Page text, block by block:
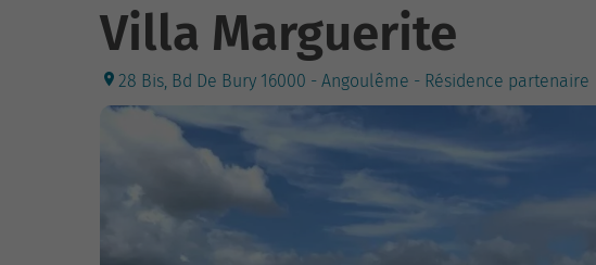
Villa Marguerite
28 Bis, Bd De Bury 16000 - Angoulême - Résidence partenaire